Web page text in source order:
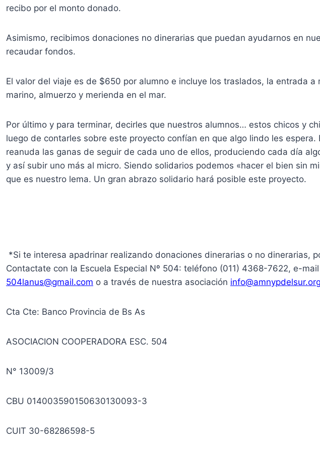
recibo por el monto donado.
Asimismo, recibimos donaciones no dinerarias que puedan ayudarnos en
recaudar fondos.
El valor del viaje es de $650 por alumno e incluye los traslados, la entrada a
marino, almuerzo y merienda en el mar.
Por último y para terminar, decirles que nuestros alumnos… estos chicos y
luego de contarles sobre este proyecto confían en que algo lindo les espera.
reanuda las ganas de seguir de cada uno de ellos, produciendo cada día
y así subir uno más al micro. Siendo solidarios podemos «hacer el bien sin
que es nuestro lema. Un gran abrazo solidario hará posible este proyecto.
*Si te interesa apadrinar realizando donaciones dinerarias o no dinerarias,
Contactate con la Escuela Especial Nº 504: teléfono (011) 4368-7622, e-mail
504lanus@gmail.com o a través de nuestra asociación info@amnypdelsur.org
Cta Cte: Banco Provincia de Bs As
ASOCIACION COOPERADORA ESC. 504
N° 13009/3
CBU 014003590150630130093-3
CUIT 30-68286598-5